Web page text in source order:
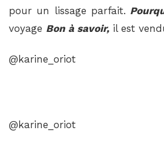
pour un lissage parfait.
voyage Bon à savoir, il est
@karine_oriot
@karine_oriot